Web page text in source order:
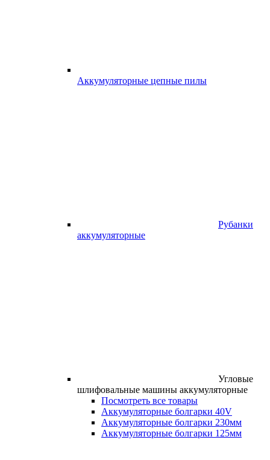
Аккумуляторные цепные пилы
Рубанки
аккумуляторные
Угловые
шлифовальные машины аккумуляторные
Посмотреть все товары
Аккумуляторные болгарки 40V
Аккумуляторные болгарки 230мм
Аккумуляторные болгарки 125мм